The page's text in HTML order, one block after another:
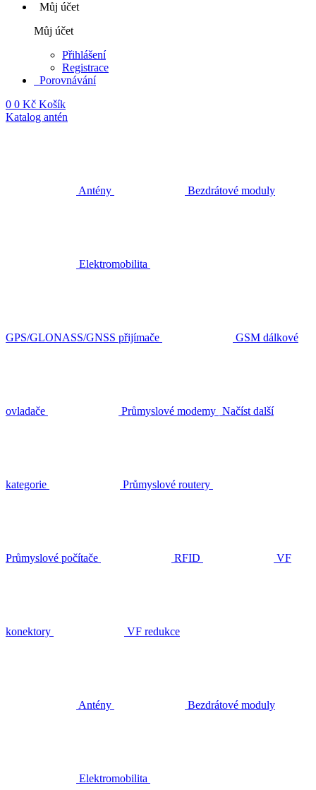
Můj účet
Můj účet
Přihlášení
Registrace
Porovnávání
0 0 Kč Košík
Katalog antén
Antény Bezdrátové moduly
Elektromobilita
GPS/GLONASS/GNSS přijímače GSM dálkové
ovladače Průmyslové modemy Načíst další
kategorie Průmyslové routery
Průmyslové počítače RFID VF
konektory VF redukce
Antény Bezdrátové moduly
Elektromobilita